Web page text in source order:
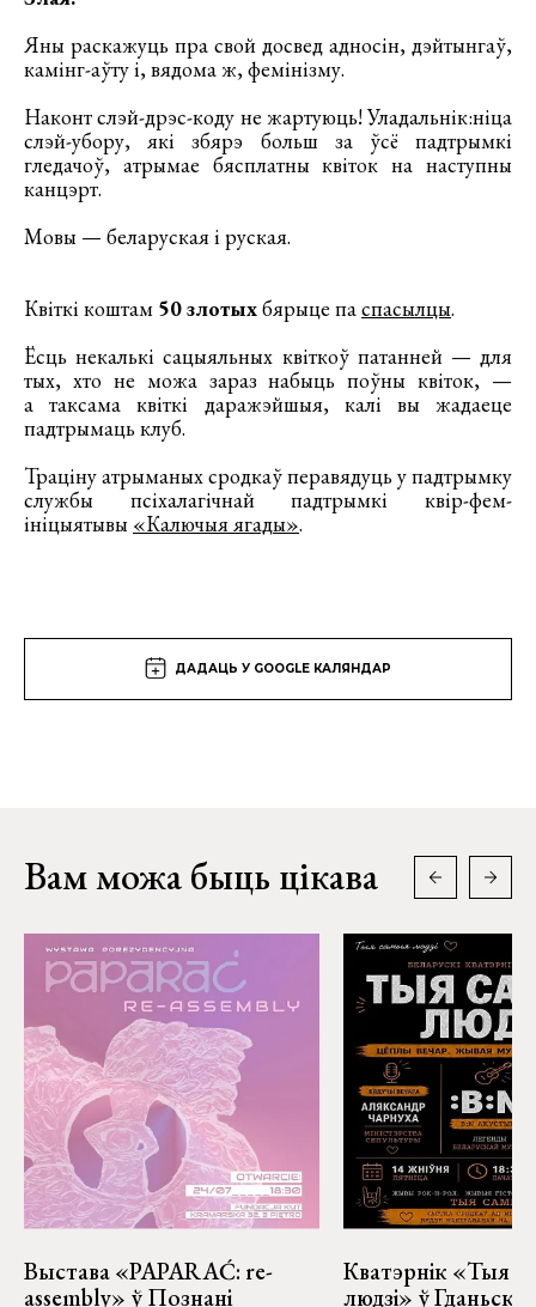
Яны раскажуць пра свой досвед адносін, дэйтынгаў,
камінг-аўту і, вядома ж, фемінізму.
Наконт слэй-дрэс-коду не жартуюць! Уладальнік:ніца
слэй-убору, які збярэ больш за ўсё падтрымкі
гледачоў, атрымае бясплатны квіток на наступны
канцэрт.
Мовы — беларуская і руская.
Квіткі коштам 50 злотыхбярыце паспасылцы.
Ёсць некалькі сацыяльных квіткоў патанней — для
тых, хто не можа зараз набыць поўны квіток, —
а таксама квіткі даражэйшыя, калі вы жадаеце
падтрымаць клуб.
Траціну атрыманых сродкаў перавядуць у падтрымку
службы псіхалагічнай падтрымкі квір-фем-
ініцыятывы «Калючыя ягады».
ДАДАЦЬ У GOOGLE КАЛЯНДАР
Вам можа быць цікава
Выстава «PAPARAĆ: re-
assembly» ў Познані
Кватэрнік «Тыя
людзі» ў Гданьску